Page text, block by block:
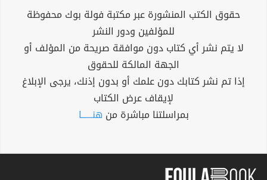
حقوق الكتب المنشورة عبر مكتبة فولة بوك محفوظة
للمؤلفين ودور النشر
لا يتم نشر أي كتاب دون موافقة صريحة من المؤلف أو
الجهة المالكة للحقوق
إذا تم نشر كتابك دون علمك أو بدون إذنك، يرجى الإبلاغ
لإيقاف عرض الكتاب
بمراسلتنا مباشرة من هنــــــا